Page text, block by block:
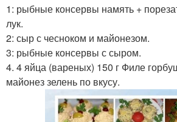
1: рыбные консервы намять +
лук.
2: сыр с чесноком и майонезом.
3: рыбные консервы с сыром.
4. 4 яйца (вареных) 150 г Филе
майонез зелень по вкусу.